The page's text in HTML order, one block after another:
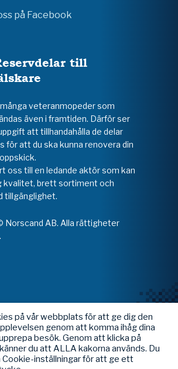
på Facebook
till
veteranmopeder som
även i framtiden. Därför ser
att tillhandahålla de delar
för att du ska kunna renovera din
oss till en ledande aktör som kan
kvalitet, brett sortiment och
tillgänglighet.
Norscand AB. Alla rättigheter
på vår webbplats för att ge dig den
genom att komma ihåg dina
besök. Genom att klicka på
du att ALLA kakorna används. Du
Cookie-inställningar för att ge ett